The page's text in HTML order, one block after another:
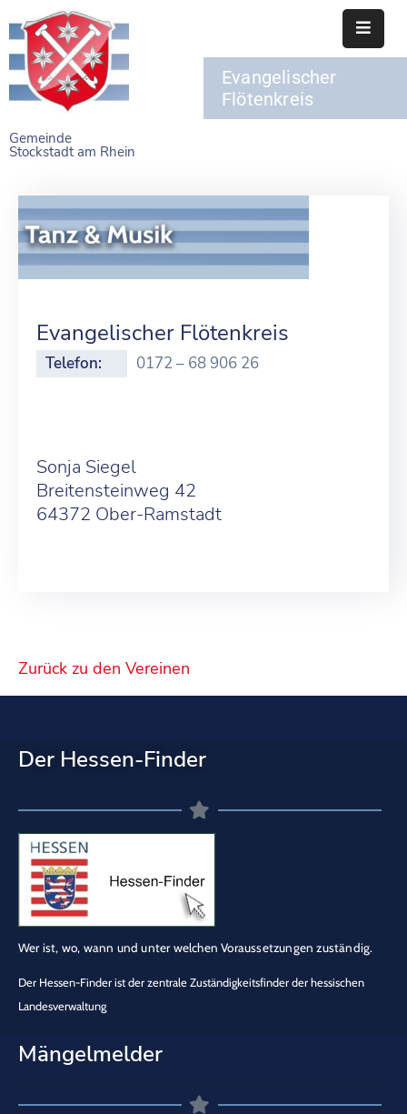
Gemeinde
Stockstadt am Rhein
STARTSEITE
BÜRGERSERVICE
NAHERHOLUNG
FREIZEITEINRICHTUNGEN
VEREINE
Evangelischer
Flötenkreis
Evangelischer Flötenkreis
Telefon: 0172 – 68 906 26
Sonja Siegel
Breitensteinweg 42
64372 Ober-Ramstadt
Zurück zu den Vereinen
Der Hessen-Finder
Wer ist, wo, wann und unter welchen Voraussetzungen zuständig.
Der Hessen-Finder ist der zentrale Zuständigkeitsfinder der hessischen
Landesverwaltung
Mängelmelder